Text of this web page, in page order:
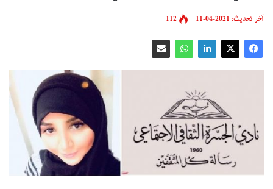
آخر تحديث: 2021-04-11 112